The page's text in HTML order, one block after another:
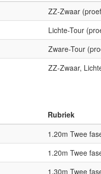
ZZ-Zwaar
Lichte-Tour
Zware-Tour
ZZ-Zwaar,
Rubriek
1.20m Twee
1.20m Twee
1.30m Twee